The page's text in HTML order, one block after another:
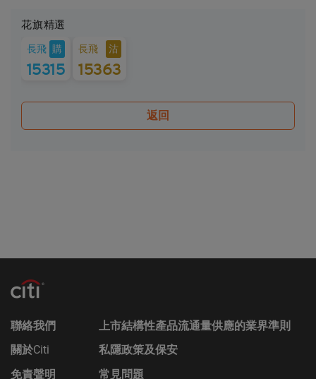
生的任何財務或其他方面的後果，Citigroup概不承擔
就每次發行的結構性產品而言，閣下應當細閱及瞭解
結構性產品的條款及細則，以及基本上市文件（包括
財務及其他資料。該等文件可在保薦人花旗環球金融
亞洲有限公司的辦事處索取，地址為香港中環花園道
對於因使用本香港網站或其內容而產生或因此而涉及
的任何損失，Citigroup概不承擔任何（因疏忽或其他
原因導致的）責任。在不損害前述的一般情況下，
Citigroup的成員公司或任何資料提供者均不會就香港
遺漏（不論任何原因）或由此而引起的各類損害承擔
花旗精選
長飛 購
15315
長飛 沽
15363
返回
聯絡我們
上市結構性產品流通量供應的業界準則
關於Citi
私隱政策及保安
免責聲明
常見問題